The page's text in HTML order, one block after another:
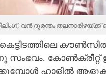
വൻ ദുരന്തം തലനാരിഴയ്ക്ക്
കൗൺസിൽ
കോൺക്രീറ്റ്
ഹാളിൽ